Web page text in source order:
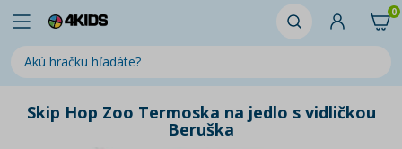
0
Skip Hop Zoo Termoska na jedlo s vidličkou
Beruška